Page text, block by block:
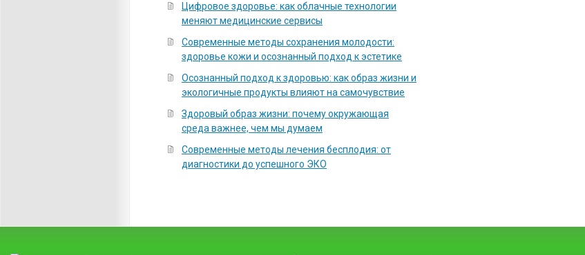
Цифровое здоровье: как облачные технологии
меняют медицинские сервисы
Современные методы сохранения молодости:
здоровье кожи и осознанный подход к эстетике
Осознанный подход к здоровью: как образ жизни и
экологичные продукты влияют на самочувствие
Здоровый образ жизни: почему окружающая
среда важнее, чем мы думаем
Современные методы лечения бесплодия: от
диагностики до успешного ЭКО